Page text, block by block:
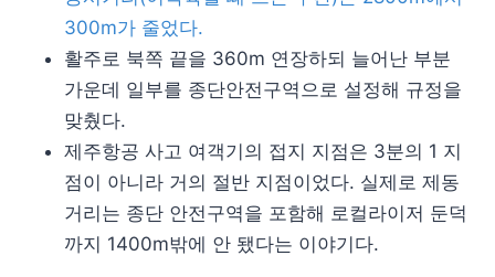
300m가 줄었다.
활주로 북쪽 끝을 360m 연장하되 늘어난 부분
가운데 일부를 종단안전구역으로 설정해 규정을
맞췄다.
제주항공 사고 여객기의 접지 지점은 3분의 1 지
점이 아니라 거의 절반 지점이었다. 실제로 제동
거리는 종단 안전구역을 포함해 로컬라이저 둔덕
까지 1400m밖에 안 됐다는 이야기다.